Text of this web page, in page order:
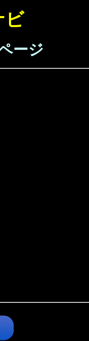
ビ
ージ